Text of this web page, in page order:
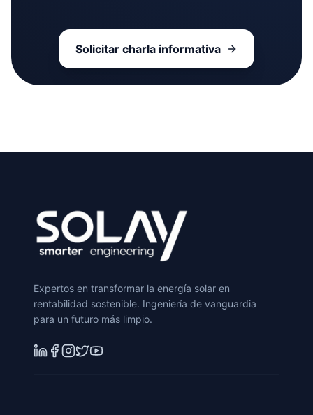
Solicitar charla informativa
Expertos en transformar la energía solar en
rentabilidad sostenible. Ingeniería de vanguardia
para un futuro más limpio.